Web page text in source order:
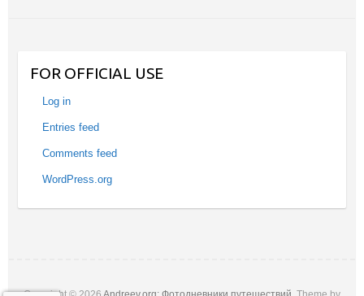
FOR OFFICIAL USE
Log in
Entries feed
Comments feed
WordPress.org